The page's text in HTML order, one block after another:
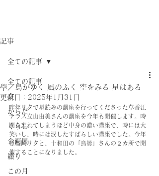
記事
全ての記事
食
からだ
くらし
企画展
綴り
この月
全ての記事
學／鳥がゆく 風のふく 空をみる 星はある
更新日： 2025年1月31日
昨年リタで星読みの講座を行ってくださった草香江
テラス立山由美さんの講座を今年も開催します。時
間を忘れてしまうほど中身の濃い講座で、時には大
笑いし、時には涙したすばらしい講座でした。今年
は盛岡リタと、十和田の「鳥曇」さんの２カ所で開
催することになりました。